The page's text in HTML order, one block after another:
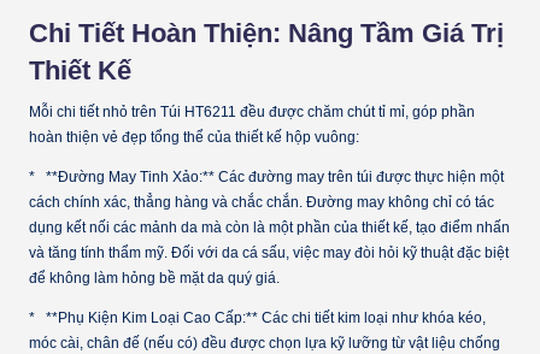
Chi Tiết Hoàn Thiện: Nâng Tầm Giá Trị
Thiết Kế
Mỗi chi tiết nhỏ trên Túi HT6211 đều được chăm chút tỉ mỉ, góp phần
hoàn thiện vẻ đẹp tổng thể của thiết kế hộp vuông:
* **Đường May Tinh Xảo:** Các đường may trên túi được thực hiện một
cách chính xác, thẳng hàng và chắc chắn. Đường may không chỉ có tác
dụng kết nối các mảnh da mà còn là một phần của thiết kế, tạo điểm nhấn
và tăng tính thẩm mỹ. Đối với da cá sấu, việc may đòi hỏi kỹ thuật đặc biệt
để không làm hỏng bề mặt da quý giá.
* **Phụ Kiện Kim Loại Cao Cấp:** Các chi tiết kim loại như khóa kéo,
móc cài, chân đế (nếu có) đều được chọn lựa kỹ lưỡng từ vật liệu chống